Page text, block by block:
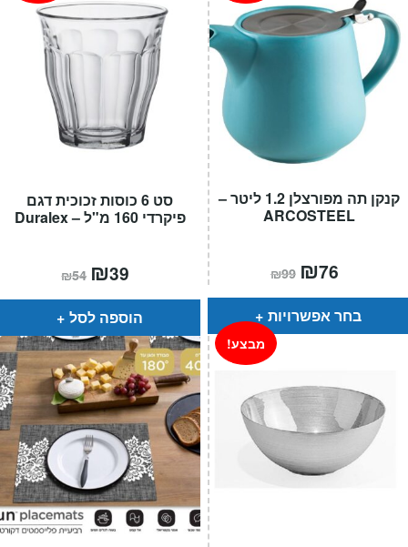
סט 6 כוסות זכוכית דגם
פיקרדי 160 מ"ל – Duralex
₪54 המחיר
המקורי
היה:
₪54.
₪39
הוא:
הוספה לסל
קנקן תה מפורצלן 1.2 ליטר –
ARCOSTEEL
₪99 המחיר
המקורי
היה:
₪99.
₪76
הוא:
בחר אפשרויות
מבצע!